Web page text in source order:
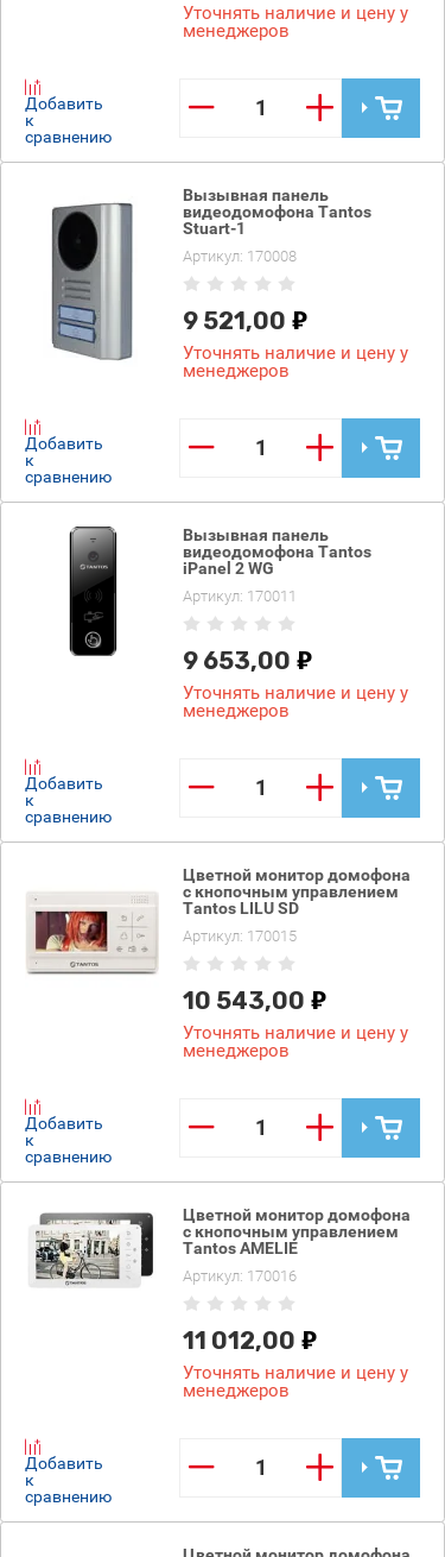
Уточнять наличие и цену у
менеджеров
− +
Добавить
к
сравнению
Вызывная панель
видеодомофона Tantos
Stuart-1
Артикул: 170008
9 521,00
Уточнять наличие и цену у
менеджеров
− +
Добавить
к
сравнению
Вызывная панель
видеодомофона Tantos
iPanel 2 WG
Артикул: 170011
9 653,00
Уточнять наличие и цену у
менеджеров
− +
Добавить
к
сравнению
Цветной монитор домофона
с кнопочным управлением
Tantos LILU SD
Артикул: 170015
10 543,00
Уточнять наличие и цену у
менеджеров
− +
Добавить
к
сравнению
Цветной монитор домофона
с кнопочным управлением
Tantos AMELIE
Артикул: 170016
11 012,00
Уточнять наличие и цену у
менеджеров
− +
Добавить
к
сравнению